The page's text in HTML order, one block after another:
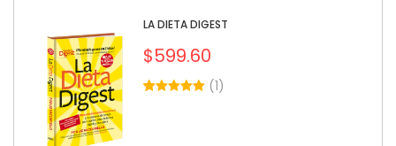
LA DIETA DIGEST
$599.60
(1)